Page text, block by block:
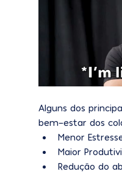
Alguns dos
bem-estar dos
Menor
Maior
Redução do